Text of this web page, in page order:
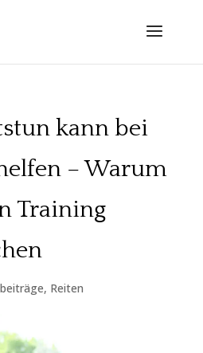
kann bei
– Warum
Training
, Reiten